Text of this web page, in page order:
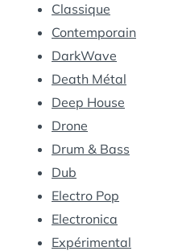
Classique
Contemporain
DarkWave
Death Métal
Deep House
Drone
Drum & Bass
Dub
Electro Pop
Electronica
Expérimental